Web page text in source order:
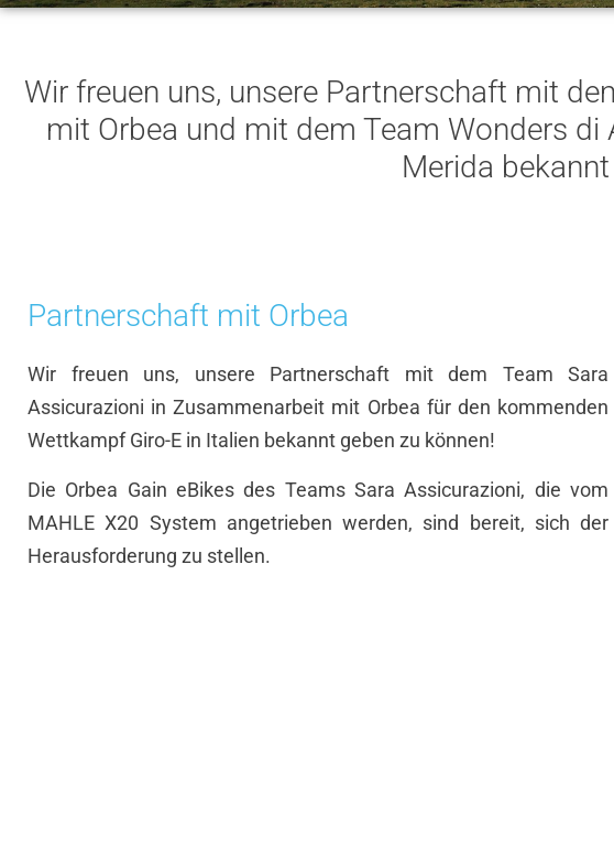
Wir freuen uns, unsere Partnerschaft mit
mit Orbea und mit dem Team Wonders
Merida
Partnerschaft mit Orbea
Wir freuen uns, unsere Partnerschaft mit dem Team Sara
Assicurazioni in Zusammenarbeit mit Orbea für den kommenden
Wettkampf Giro-E in Italien bekannt geben zu können!
Die Orbea Gain eBikes des Teams Sara Assicurazioni, die vom
MAHLE X20 System angetrieben werden, sind bereit, sich der
Herausforderung zu stellen.